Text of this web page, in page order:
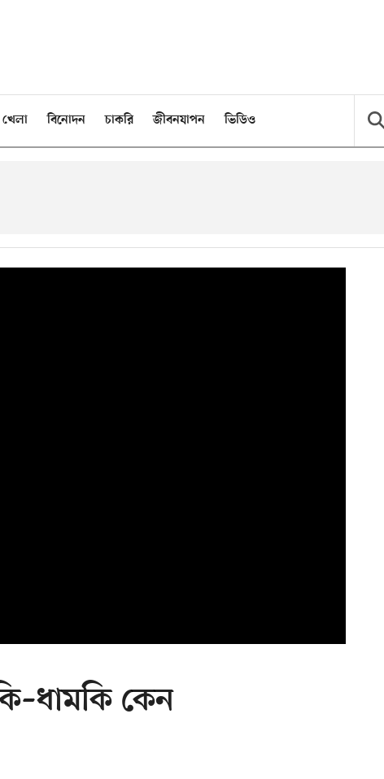
খেলা বিনোদন চাকরি জীবনযাপন ভিডিও
কেন